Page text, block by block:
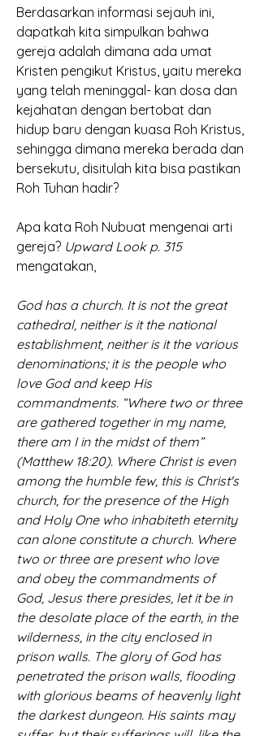
Berdasarkan informasi sejauh ini,
dapatkah kita simpulkan bahwa
gereja adalah dimana ada umat
Kristen pengikut Kristus, yaitu mereka
yang telah meninggal- kan dosa dan
kejahatan dengan bertobat dan
hidup baru dengan kuasa Roh Kristus,
sehingga dimana mereka berada dan
bersekutu, disitulah kita bisa pastikan
Roh Tuhan hadir?
Apa kata Roh Nubuat mengenai arti
gereja?
Upward Look p. 315
mengatakan,
God has a church. It is not the great
cathedral, neither is it the national
establishment, neither is it the various
denominations; it is the people who
love God and keep His
commandments. “Where two or three
are gathered together in my name,
there am I in the midst of them”
(Matthew 18:20). Where Christ is even
among the humble few, this is Christ's
church, for the presence of the High
and Holy One who inhabiteth eternity
can alone constitute a church. Where
two or three are present who love
and obey the commandments of
God, Jesus there presides, let it be in
the desolate place of the earth, in the
wilderness, in the city enclosed in
prison walls. The glory of God has
penetrated the prison walls, flooding
with glorious beams of heavenly light
the darkest dungeon. His saints may